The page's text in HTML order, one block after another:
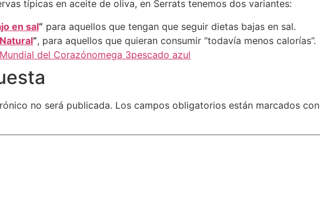
típicas en aceite de oliva, en Serrats tenemos dos variantes:
en sal” para aquellos que tengan que seguir dietas bajas en sal.
”, para aquellos que quieran consumir “todavía menos calorías”.
del Corazónomega 3pescado azul
no será publicada. Los campos obligatorios están marcados con